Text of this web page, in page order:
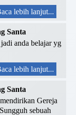
lebih lanjut...
Santa
anda belajar yg
lebih lanjut...
Santa
Gereja
sebuah